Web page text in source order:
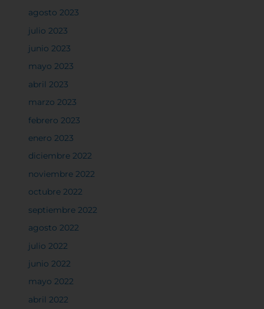
agosto 2023
julio 2023
junio 2023
mayo 2023
abril 2023
marzo 2023
febrero 2023
enero 2023
diciembre 2022
noviembre 2022
octubre 2022
septiembre 2022
agosto 2022
julio 2022
junio 2022
mayo 2022
abril 2022